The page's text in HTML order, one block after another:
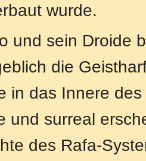
wurde.
und sein Droide
die
in das Innere
und surreal
des Rafa-